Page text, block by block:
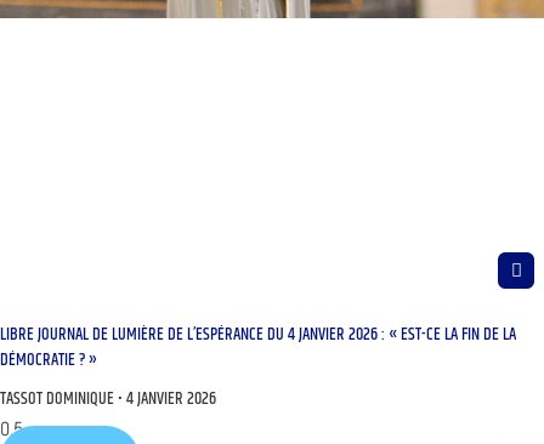
LIBRE JOURNAL DE LUMIÈRE DE L’ESPÉRANCE DU 4 JANVIER 2026 : « EST-CE LA FIN DE LA
DÉMOCRATIE ? »
TASSOT DOMINIQUE 4 JANVIER 2026